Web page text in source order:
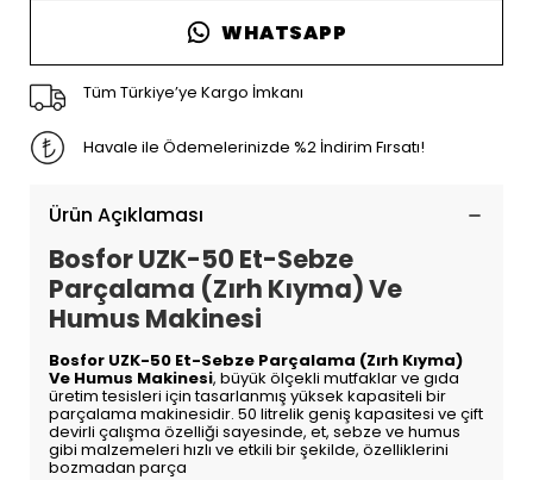
WHATSAPP
Tüm Türkiye’ye Kargo İmkanı
Havale ile Ödemelerinizde %2 İndirim Fırsatı!
Ürün Açıklaması
Bosfor UZK-50 Et-Sebze
Parçalama (Zırh Kıyma) Ve
Humus Makinesi
Bosfor UZK-50 Et-Sebze Parçalama (Zırh Kıyma)
Ve Humus Makinesi, büyük ölçekli mutfaklar ve gıda
üretim tesisleri için tasarlanmış yüksek kapasiteli bir
parçalama makinesidir. 50 litrelik geniş kapasitesi ve çift
devirli çalışma özelliği sayesinde, et, sebze ve humus
gibi malzemeleri hızlı ve etkili bir şekilde, özelliklerini
bozmadan parça